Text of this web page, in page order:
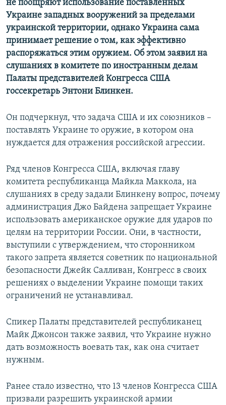
не поощряют использование поставленных
Украине западных вооружений за пределами
украинской территории, однако Украина сама
принимает решение о том, как эффективно
распоряжаться этим оружием. Об этом заявил на
слушаниях в комитете по иностранным делам
Палаты представителей Конгресса США
госсекретарь Энтони Блинкен.
Он подчеркнул, что задача США и их союзников –
поставлять Украине то оружие, в котором она
нуждается для отражения российской агрессии.
Ряд членов Конгресса США, включая главу
комитета республиканца Майкла Маккола, на
слушаниях в среду задали Блинкену вопрос, почему
администрация Джо Байдена запрещает Украине
использовать американское оружие для ударов по
целям на территории России. Они, в частности,
выступили с утверждением, что сторонником
такого запрета является советник по национальной
безопасности Джейк Салливан, Конгресс в своих
решениях о выделении Украине помощи таких
ограничений не устанавливал.
Спикер Палаты представителей республиканец
Майк Джонсон также заявил, что Украине нужно
дать возможность воевать так, как она считает
нужным.
Ранее стало известно, что 13 членов Конгресса США
призвали разрешить украинской армии